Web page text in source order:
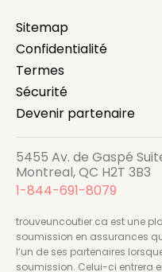
Sitemap
Confidentialité
Termes
Sécurité
Devenir partenaire
5455 Av. de Gaspé
Montreal, QC H2T 3B3
1-844-691-8079
trouveuncoutier.ca est une
soumission en assurances
l’un de ses partenaires
soumission. Celui-ci entrera